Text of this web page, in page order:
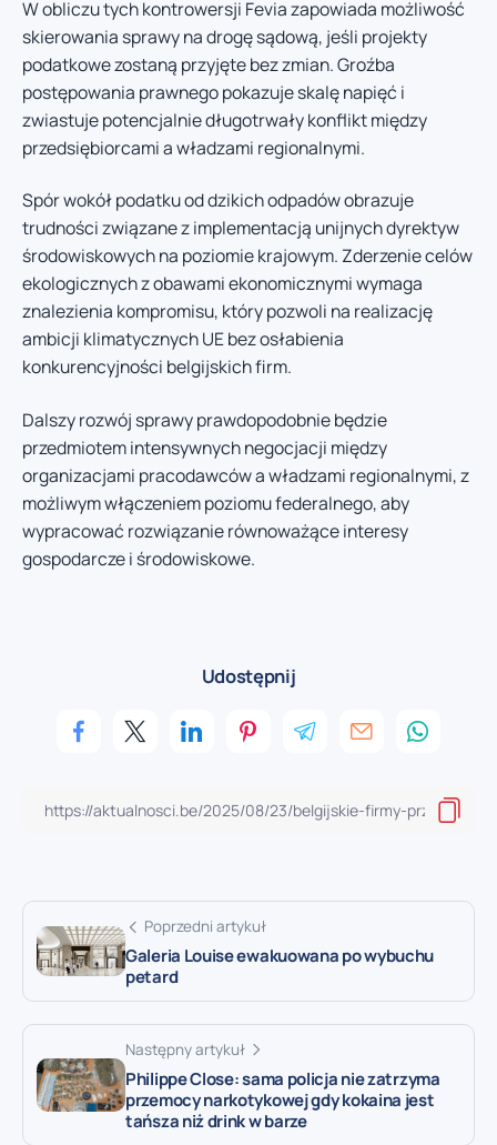
W obliczu tych kontrowersji Fevia zapowiada możliwość
skierowania sprawy na drogę sądową, jeśli projekty
podatkowe zostaną przyjęte bez zmian. Groźba
postępowania prawnego pokazuje skalę napięć i
zwiastuje potencjalnie długotrwały konflikt między
przedsiębiorcami a władzami regionalnymi.
Spór wokół podatku od dzikich odpadów obrazuje
trudności związane z implementacją unijnych dyrektyw
środowiskowych na poziomie krajowym. Zderzenie celów
ekologicznych z obawami ekonomicznymi wymaga
znalezienia kompromisu, który pozwoli na realizację
ambicji klimatycznych UE bez osłabienia
konkurencyjności belgijskich firm.
Dalszy rozwój sprawy prawdopodobnie będzie
przedmiotem intensywnych negocjacji między
organizacjami pracodawców a władzami regionalnymi, z
możliwym włączeniem poziomu federalnego, aby
wypracować rozwiązanie równoważące interesy
gospodarcze i środowiskowe.
Udostępnij
Poprzedni artykuł
Galeria Louise ewakuowana po wybuchu
petard
Następny artykuł
Philippe Close: sama policja nie zatrzyma
przemocy narkotykowej gdy kokaina jest
tańsza niż drink w barze